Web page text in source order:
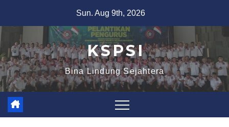
Sun. Aug 9th, 2026
K S P S I
Bina Lindung Sejahtera